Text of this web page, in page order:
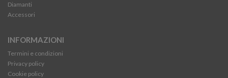
Diamanti
Accessori
INFORMAZIONI
Termini e condizioni
Privacy policy
Cookie policy